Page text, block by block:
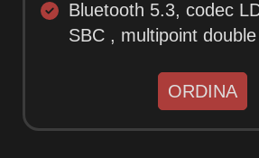
Bluetooth 5.3, codec
SBC , multipoint
ORDINA